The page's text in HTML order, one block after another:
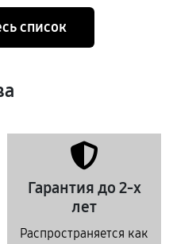
список
Гарантия до 2-х
лет
Распространяется как